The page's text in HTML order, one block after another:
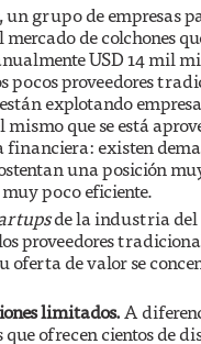
un grupo de empresas
de colchones
USD 14 mil
pocos proveedores
explotando
mismo que se está
existen
una posición
poco eficiente.
de la industria del
proveedores
oferta de valor se
limitados. A
ofrecen cientos de